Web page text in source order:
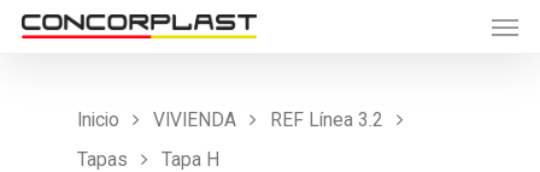
Inicio VIVIENDA
REF Línea 3.2
Tapas
Tapa H